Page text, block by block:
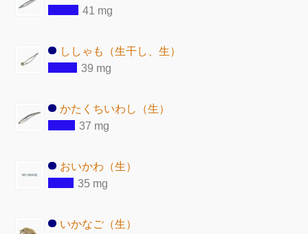
41 mg
ししゃも（生干し、生）
39 mg
かたくちいわし（生）
37 mg
おいかわ（生）
35 mg
いかなご（生）